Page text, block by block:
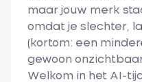
maar jouw merk
omdat je slechter,
(kortom: een
gewoon
Welkom in het AI-